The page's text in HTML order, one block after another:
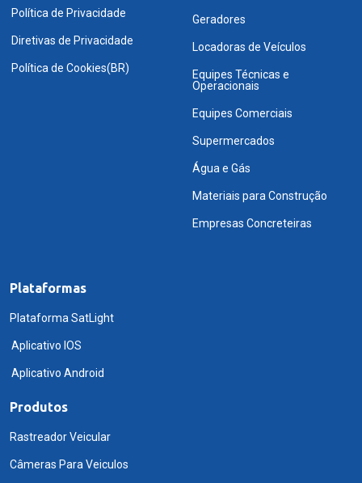
Política de Privacidade
Diretivas de Privacidade
Política de Cookies(BR)
Geradores
Locadoras de Veículos
Equipes Técnicas e
Operacionais
Equipes Comerciais
Supermercados
Água e Gás
Materiais para Construção
Empresas Concreteiras
Plataformas
Plataforma SatLight
Aplicativo IOS
Aplicativo Android
Produtos
Rastreador Veicular
Câmeras Para Veiculos